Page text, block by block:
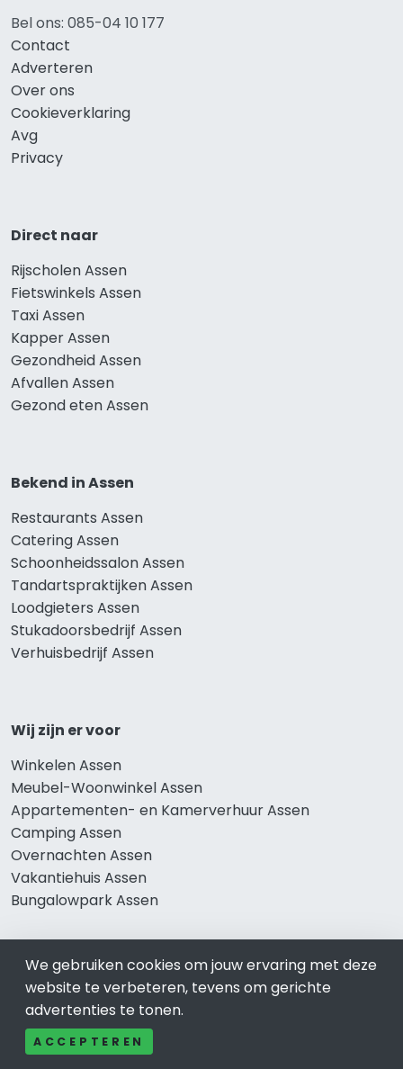
Bel ons: 085-04 10 177
Contact
Adverteren
Over ons
Cookieverklaring
Avg
Privacy
Direct naar
Rijscholen Assen
Fietswinkels Assen
Taxi Assen
Kapper Assen
Gezondheid Assen
Afvallen Assen
Gezond eten Assen
Bekend in Assen
Restaurants Assen
Catering Assen
Schoonheidssalon Assen
Tandartspraktijken Assen
Loodgieters Assen
Stukadoorsbedrijf Assen
Verhuisbedrijf Assen
Wij zijn er voor
Winkelen Assen
Meubel-Woonwinkel Assen
Appartementen- en Kamerverhuur Assen
Camping Assen
Overnachten Assen
Vakantiehuis Assen
Bungalowpark Assen
Thema’s
Klussenbedrijf Assen
Notarissen Assen
Taxateurs Assen
We gebruiken cookies om jouw ervaring met deze
website te verbeteren, tevens om gerichte
advertenties te tonen.
ACCEPTEREN